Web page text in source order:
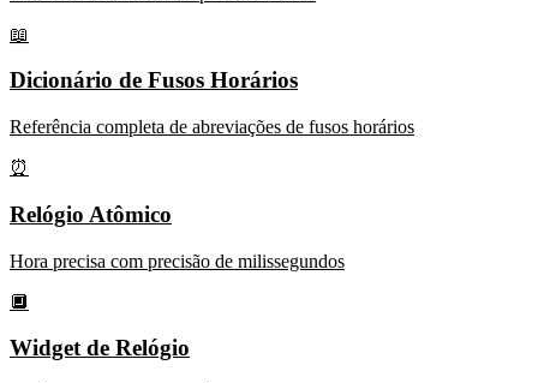
📖
Dicionário de Fusos Horários
Referência completa de abreviações de fusos horários
⏰
Relógio Atômico
Hora precisa com precisão de milissegundos
🔲
Widget de Relógio